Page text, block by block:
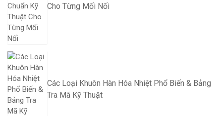
Cho Từng Mối Nối
Các Loại Khuôn Hàn Hóa Nhiệt Phổ Biến & Bảng
Tra Mã Kỹ Thuật